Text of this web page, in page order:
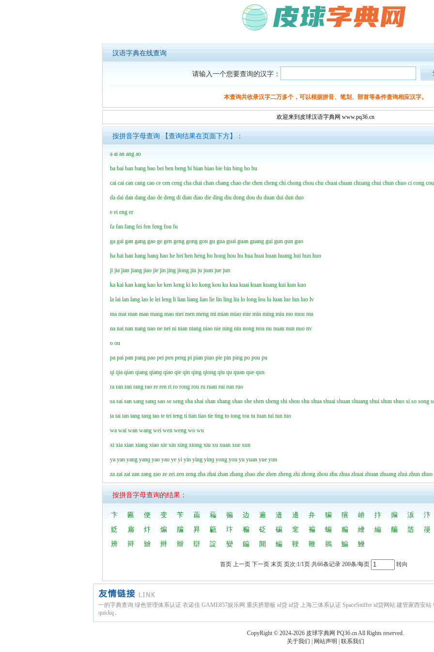
汉语字典在线查询
请输入一个您要查询的汉字：
本查询共收录汉字二万多个，可以根据拼音、笔划、部首等条件查询相应汉字。
欢迎来到皮球汉语字典网 www.pq36.cn
按拼音字母查询 【查询结果在页面下方】：
a ai an ang ao
ba bai ban bang bao bei ben beng bi bian biao bie bin bing bo bu
cai cai can cang cao ce cen ceng cha chai chan chang chao che chen cheng chi chong chou chu chuai chuan chuang chui chun chuo ci cong cou
da dai dan dang dao de deng di dian diao die ding diu dong dou du duan dui dun duo
e ei eng er
fa fan fang fei fen feng fou fu
ga gai gan gang gao ge gen geng gong gou gu gua guai guan guang gui gun ɡun guo
ha hai han hang hanɡ hao he hei hen heng ho hong hou hu hua huai huan huang hui hun huo
ji jia jian jiang jiao jie jin jing jiong jiu ju juan jue jun
ka kai kan kang kao ke ken keng ki ko kong kou ku kua kuai kuan kuang kui kun kuo
la lai lan lang lao le lei leng li lian liang liao lie lin ling liu lo long lou lu luan lue lun luo lv
ma mai man man mang mao mei men meng mi mian miao mie min ming miu mo mou mu
na nai nan nang nao ne nei ni nian niang niao nie ning niu nong nou nu nuan nun nuo nv
o ou
pa pai pan pang pao pei pen peng pi pian piao pie pin ping po pou pu
qi qia qian qiang qianɡ qiao qie qin qing qiong qiu qu quan que qun
ra ran ran rang rao re ren ri ro rong rou ru ruan rui run ruo
sa sai san sang sanɡ sao se seng sha shai shan shang shao she shen sheng shi shou shu shua shuai shuan shuang shui shun shuo si so song
ta tai tan tang tang tao te tei teng ti tian tiao tie ting to tong tou tu tuan tui tun tuo
wa wai wan wang wei wen weng wo wu
xi xia xian xiang xiao xie xin xing xiong xiu xu xuan xue xun
ya yan yang yanɡ yao yao ye yi yin ying yinɡ yong you yu yuan yue yun
za zai zai zan zang zao ze zei zen zeng zha zhai zhan zhang zhao zhe zhen zheng zhi zhong zhou zhu zhua zhuai zhuan zhuang zhui zhun zhuo
按拼音字母查询的结果：
卞 匾 便 变 苄 萹 藊 徧 边 遍 邉 邊 弁 猵 獱 峅 抃 揙 汳 汴
贬
扁 炞 煸 牑 昪 甂 玣 稨 砭 碥 窆 褊 蝙 糄 緶 編 艑 笾 箯
辨
辩 辧 辫 辮 辯 諚 變 鍽 閞 鳊 鞕 鞭 鴘 鯿 鯾
首页 上一页 下一页 末页 页次:1/1页 共66条记录 200条/每页 转向
一的字典查询 绿色管理体系认证 衣诺佳 GAME857娱乐网 重庆挤塑板 id贷 id贷 上海三体系认证 SpaceSniffer id贷网站 建管家西安站
quickq .
CopyRight © 2024-2026 皮球字典网 PQ36.cnAll Rights reserved.
关于我们
网站声明 联系我们